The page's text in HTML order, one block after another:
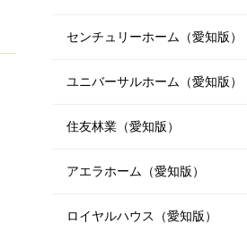
センチュリーホーム（愛知版）
ユニバーサルホーム（愛知版）
住友林業（愛知版）
アエラホーム（愛知版）
ロイヤルハウス（愛知版）